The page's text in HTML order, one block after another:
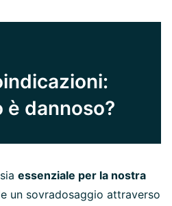
dannoso?
essenziale per la nostra
un sovradosaggio attraverso